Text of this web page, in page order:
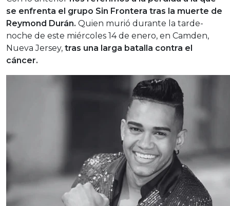
se enfrenta el grupo Sin Frontera tras la muerte de
Reymond Durán. Quien murió durante la tarde-
noche de este miércoles 14 de enero, en Camden,
Nueva Jersey, tras una larga batalla contra el
cáncer.